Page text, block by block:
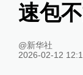
速包
@新华社
2026-02-12